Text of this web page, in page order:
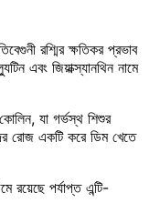
রশ্মির ক্ষতিকর প্রভাব
এবং জিয়াক্স্যানথিন নামে
যা গর্ভস্থ শিশুর
রোজ একটি করে ডিম খেতে
পর্যাপ্ত এন্টি-